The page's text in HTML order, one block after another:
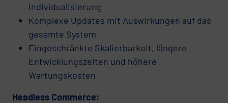
Individualisierung
Komplexe Updates mit Auswirkungen auf das
gesamte System
Eingeschränkte Skalierbarkeit, längere
Entwicklungszeiten und höhere
Wartungskosten
Headless Commerce: